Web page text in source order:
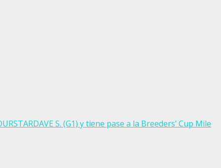
S. (G1) y tiene pase a la Breeders’ Cup Mile